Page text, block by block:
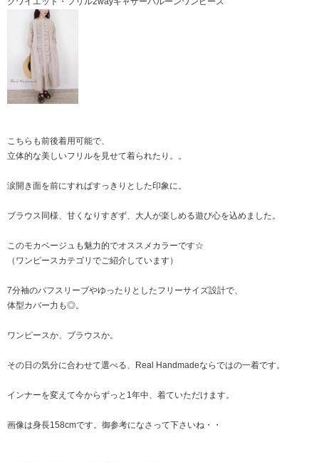
こちらも前後着用可能で、
立体的な美しいフリルを見せて着られたり。。
涙開き面を前にすればすっきりとした印象に。
ブラウス同様、甘くなりすぎず、大人が楽しめる遊び心を込めました。
このモカベージュも魅力的でオススメカラーです☆
（ワンピースカテゴリでご紹介しています）
7分袖のパフスリーブやゆったりとしたフリーサイズ設計で、
体型カバー力も◎。
ワンピースか、ブラウスか。
その日の気分に合わせて選べる、Real Handmadeならではの一着です。
インナーを変えて今からずっと1年中、着ていただけます。
画像は身長158cmです。御参考になさって下さいね・・